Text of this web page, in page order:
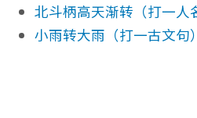
北斗柄高天渐转（打一人
小雨转大雨（打一古文句）